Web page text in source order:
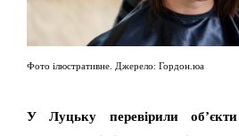
Фото ілюстративне. Джерело: Гордон.юа
У Луцьку перевірили